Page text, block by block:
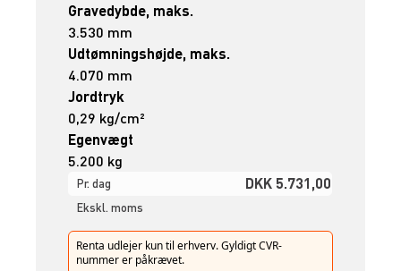
Gravedybde, maks.
3.530 mm
Udtømningshøjde, maks.
4.070 mm
Jordtryk
0,29 kg/cm²
Egenvægt
5.200 kg
Pr. dag DKK 5.731,00
Ekskl. moms
Renta udlejer kun til erhverv. Gyldigt CVR-
nummer er påkrævet.